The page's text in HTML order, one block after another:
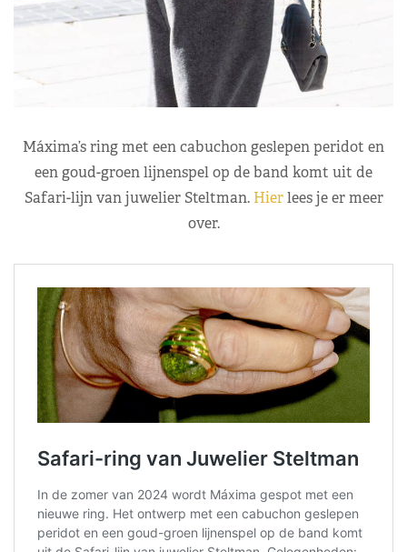
Máxima’s ring met een cabuchon geslepen peridot en
een goud-groen lijnenspel op de band komt uit de
Safari-lijn van juwelier Steltman. Hierlees je er meer
over.